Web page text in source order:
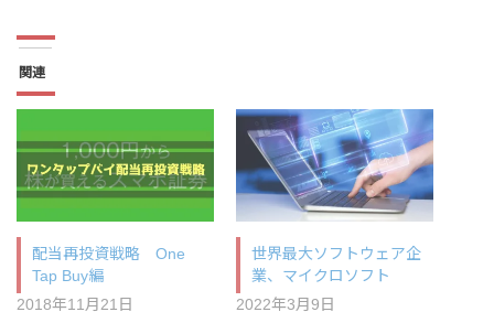
関連
配当再投資戦略 One
Tap Buy編
2018年11月21日
世界最大ソフトウェア企
業、マイクロソフト
2022年3月9日